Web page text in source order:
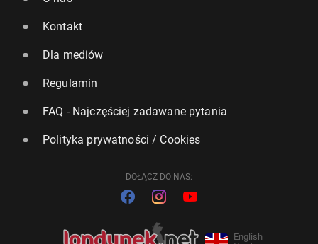
Kontakt
Dla mediów
Regulamin
FAQ - Najczęściej zadawane pytania
Polityka prywatności / Cookies
DOŁĄCZ DO NAS:
English